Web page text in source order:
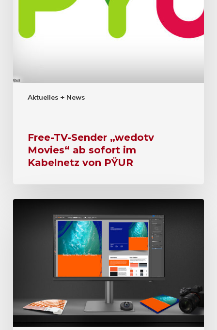
Aktuelles + News
Free-TV-Sender „wedotv
Movies“ ab sofort im
Kabelnetz von PŸUR